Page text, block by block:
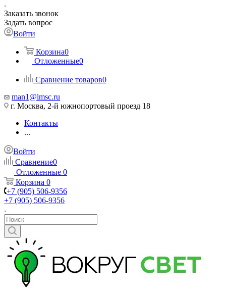
Заказать звонок
Задать вопрос
Войти
Корзина0
Отложенные0
Сравнение товаров0
man1@lmsc.ru
г. Москва, 2-й южнопортовый проезд 18
Контакты
...
Войти
Сравнение0
Отложенные 0
Корзина 0
+7 (905) 506-9356
+7 (905) 506-9356